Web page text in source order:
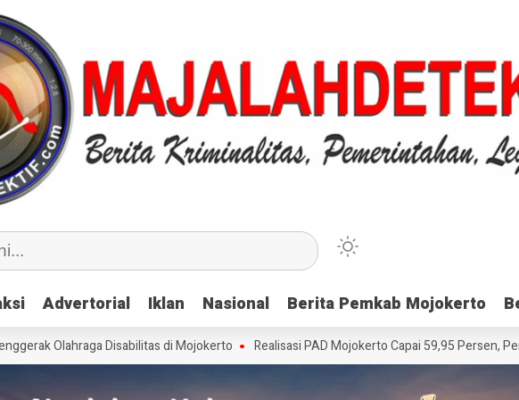
Advertorial Iklan Nasional Berita Pemkab Mojokerto
Advertorial Iklan Nasional Berita Pemkab Mojokerto
Disabilitas di Mojokerto Realisasi PAD Mojokerto Capai 59,95 Persen, Pemkab